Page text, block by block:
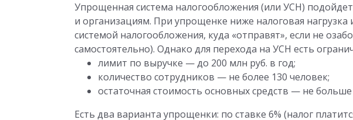
Упрощенная система налогообложения (или УСН)
и организациям. При упрощенке ниже налоговая
системой налогообложения, куда «отправят», если не
самостоятельно). Однако для перехода на УСН есть
лимит по выручке — до 200 млн руб. в год;
количество сотрудников — не более 130 человек;
остаточная стоимость основных средств — не
Есть два варианта упрощенки: по ставке 6% (налог